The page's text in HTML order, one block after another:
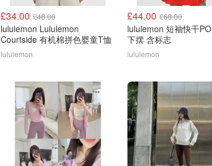
£34.00 £48.00
lululemon Lululemon
Courtside 有机棉拼色婴童T恤
lululemon
£44.00 £68.00
lululemon 短袖快干
下摆 含标志
lululemon